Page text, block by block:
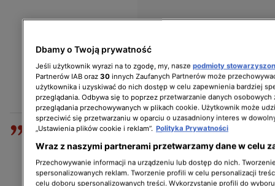
Z upoważnienia Rzecznika Praw
Obywatelskich uprzejmie informuję, iż do
Rzecznika wpłynęło pismo mieszkańca
Łodzi, w którym zasygnalizowany został
Dbamy o Twoją prywatność
Jeśli użytkownik wyrazi na to zgodę, my, nasze podmioty
Partnerów IAB oraz 30 innych Zaufanych Partnerów może
użytkownika i uzyskiwać do nich dostęp w celu zapewnienia bardziej
przeglądania. Odbywa się to poprzez przetwarzanie danych osobowych
przeglądania przechowywanych w plikach cookie. Użytkownik może
sprzeciwić się przetwarzaniu w oparciu o uzasadniony interes w
„Ustawienia plików cookie i reklam”. Polityka Prywatności
Wraz z naszymi partnerami przetwarzamy dane w celu
Przechowywanie informacji na urządzeniu lub dostęp do nich.
spersonalizowanych reklam. Tworzenie profili w celu personalizacji
celu doboru spersonalizowanych treści. Wykorzystanie profili do